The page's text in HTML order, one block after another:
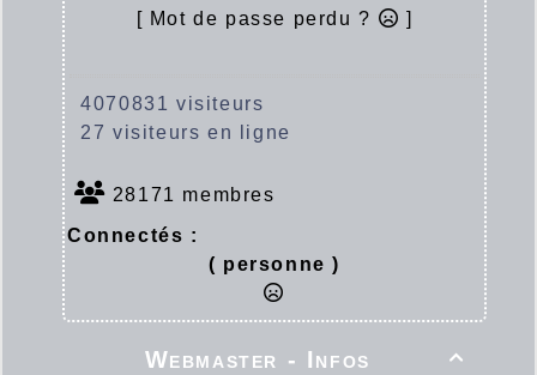
[ Mot de passe perdu ? ]
4070831 visiteurs
27 visiteurs en ligne
28171 membres
Connectés :
( personne )

Webmaster - Infos